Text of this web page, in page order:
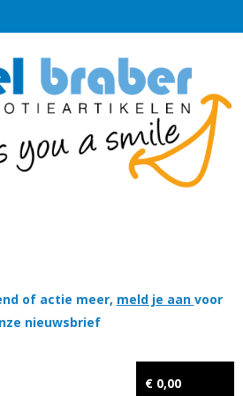
of actie meer, meld je aan voor
nieuwsbrief
€ 0,00